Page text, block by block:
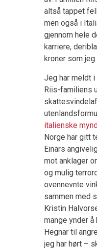
altså tappet
men også i
gjennom hele
karriere,
kroner som
Jeg har meldt
Riis-familiens
italienske
Norge har gitt
Einars
mot anklager
og mulig
ovennevnte
sammen med
Kristin
mange ynder
Hegnar til
jeg har hørt –